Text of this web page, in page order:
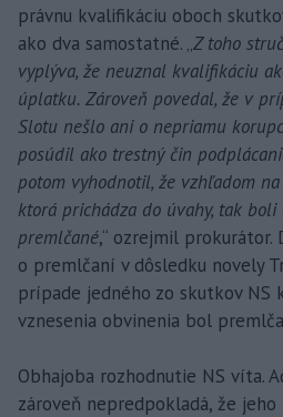
právnu kvalifikáciu oboch
ako dva samostatné. „Z toho
vyplýva, že neuznal kvalifikáciu
úplatku. Zároveň povedal, že v
Slotu nešlo ani o nepriamu
posúdil ako trestný čin
potom vyhodnotil, že vzhľadom
ktorá prichádza do úvahy, tak
premlčané,“ ozrejmil
o premlčaní v dôsledku novely
prípade jedného zo skutkov NS
vznesenia obvinenia bol
Obhajoba rozhodnutie NS víta.
zároveň nepredpokladá, že